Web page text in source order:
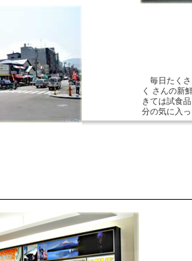
毎日たくさ
く さんの新
きては試食
分の気に入